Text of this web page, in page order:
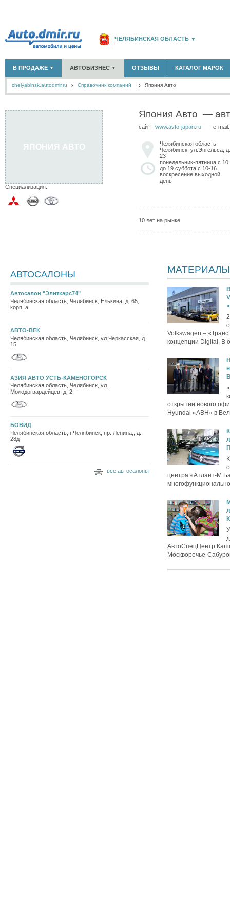
ЧЕЛЯБИНСКАЯ ОБЛАСТЬ ▼
МОСКВА И ОБЛАСТЬ(58180)
САНКТ-ПЕТЕРБУРГ И ОБЛАСТЬ
КРЫМ РЕСПУБЛИКА (412)
СЕВАСТОПОЛЬ(11)
СПИСОК ВСЕХ РЕГИОНОВ
В ПРОДАЖЕ ▼
НОВЫЕ АВТОМОБИЛИ(507)
РАЗМЕСТИТЬ ОБЪЯВЛЕНИЕ
АВТОБИЗНЕС ▼
ОФИЦИАЛЬНЫЕ ДИЛЕРЫ(22)
ГРУЗОПЕРЕВОЗКИ
ЗАПЧАСТИ
ЗАПРАВКИ
(1)
ДОБАВИТЬ КОМПАНИЮ
ОТЗЫВЫ КАТАЛОГ МАРОК
chelyabinsk.autodmir.ru Cправочник компаний Япония Авто
ЯПОНИЯ АВТО
Специализация:
Япония Авто —
сайт: www.avto-japan.ru e-
Челябинская область,
Челябинск, ул.Энгельса, д.
23
понедельник-пятница с 10
до 19 суббота с 10-16
воскресение выходной
день
10 лет на рынке
АВТОСАЛОНЫ
Автосалон "Элиткарс74"
Челябинская область, Челябинск, Елькина, д. 65,
корп. а
АВТО-ВЕК
Челябинская область, Челябинск, ул.Черкасская, д.
15
АЗИЯ АВТО УСТЬ-КАМЕНОГОРСК
Челябинская область, Челябинск, ул.
Молодогвардейцев, д. 2
БОВИД
Челябинская область, г.Челябинск, пр. Ленина,, д.
28д
все автосалоны
Volkswagen –
концепции Digital. В
открытии нового
Hyundai «АВН» в
центра «Атлант-М
АвтоСпецЦентр
Москворечье-